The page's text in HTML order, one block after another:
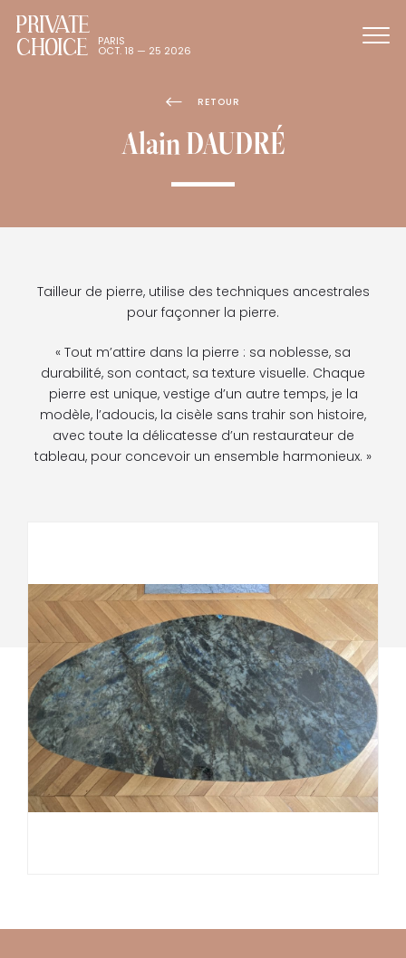
PRIVATE
CHOICE
PARIS
OCT. 18 — 25 2026
RETOUR
Alain DAUDRÉ
Tailleur de pierre, utilise des techniques ancestrales
pour façonner la pierre.
« Tout m’attire dans la pierre : sa noblesse, sa
durabilité, son contact, sa texture visuelle. Chaque
pierre est unique, vestige d’un autre temps, je la
modèle, l’adoucis, la cisèle sans trahir son histoire,
avec toute la délicatesse d’un restaurateur de
tableau, pour concevoir un ensemble harmonieux. »